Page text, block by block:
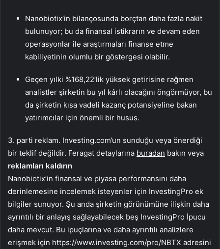
Nanobiotix’in bilançosunda borçtan daha fazla nakit
bulunuyor; bu da finansal istikrarın ve devam eden
operasyonlar ile araştırmaları finanse etme
kabiliyetinin olumlu bir göstergesi olabilir.
Geçen yılki %168,22’lik yüksek getirisine rağmen
analistler şirketin bu yıl kârlı olacağını öngörmüyor, bu
da şirketin kısa vadeli kazanç potansiyeline bakan
yatırımcılar için önemli bir husus.
3. parti reklam. Investing.com’un sunduğu veya önerdiği
bir teklif değildir. Feragat detaylarına buradan bakın veya
reklamları kaldırın
Nanobiotix’in finansal ve piyasa performansını daha
derinlemesine incelemek isteyenler için InvestingPro ek
bilgiler sunuyor. Şu anda şirketin görünümüne ilişkin daha
ayrıntılı bir anlayış sağlayabilecek beş InvestingPro İpucu
daha mevcut. Bu ipuçlarına ve daha ayrıntılı analizlere
erişmek için https://www.investing.com/pro/NBTX adresini